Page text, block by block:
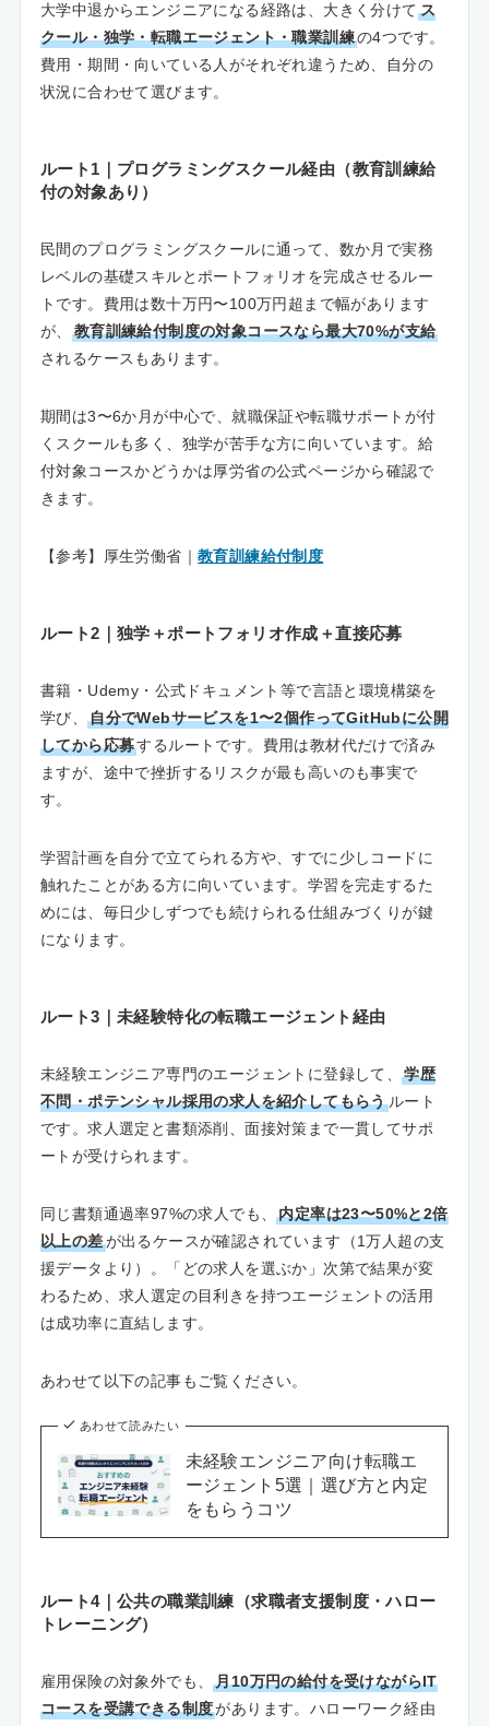
大学中退からエンジニアになる経路は、大きく分けて ス
クール・独学・転職エージェント・職業訓練の4つです。
費用・期間・向いている人がそれぞれ違うため、自分の
状況に合わせて選びます。
ルート1｜プログラミングスクール経由（教育訓練給
付の対象あり）
民間のプログラミングスクールに通って、数か月で実務
レベルの基礎スキルとポートフォリオを完成させるルー
トです。費用は数十万円〜100万円超まで幅があります
が、
教育訓練給付制度の対象コースなら最大70%が支給
されるケースもあります。
期間は3〜6か月が中心で、就職保証や転職サポートが付
くスクールも多く、独学が苦手な方に向いています。給
付対象コースかどうかは厚労省の公式ページから確認で
きます。
【参考】厚生労働省｜ 教育訓練給付制度
ルート2｜独学＋ポートフォリオ作成＋直接応募
書籍・Udemy・公式ドキュメント等で言語と環境構築を
学び、自分でWebサービスを1〜2個作ってGitHubに公開
してから応募するルートです。費用は教材代だけで済み
ますが、途中で挫折するリスクが最も高いのも事実で
す。
学習計画を自分で立てられる方や、すでに少しコードに
触れたことがある方に向いています。学習を完走するた
めには、毎日少しずつでも続けられる仕組みづくりが鍵
になります。
ルート3｜未経験特化の転職エージェント経由
未経験エンジニア専門のエージェントに登録して、学歴
不問・ポテンシャル採用の求人を紹介してもらうルート
です。求人選定と書類添削、面接対策まで一貫してサポ
ートが受けられます。
同じ書類通過率97%の求人でも、内定率は23〜50%と2倍
以上の差が出るケースが確認されています（1万人超の支
援データより）。「どの求人を選ぶか」次第で結果が変
わるため、求人選定の目利きを持つエージェントの活用
は成功率に直結します。
あわせて以下の記事もご覧ください。
あわせて読みたい
未経験エンジニア向け転職エ
ージェント5選｜選び方と内定
をもらうコツ
ルート4｜公共の職業訓練（求職者支援制度・ハロー
トレーニング）
雇用保険の対象外でも、月10万円の給付を受けながらIT
コースを受講できる制度があります。ハローワーク経由